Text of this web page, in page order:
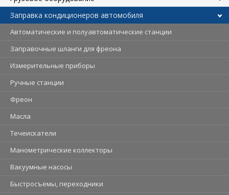
Заправка кондиционеров автомобиля
Автоматические и полуавтоматические станции
Заправочные шланги для фреона
Измерительные приборы
Ручные станции
Фреон
Масла
Течеискатели
Манометрические коллекторы
Вакуумные насосы
Быстросъемы, переходники